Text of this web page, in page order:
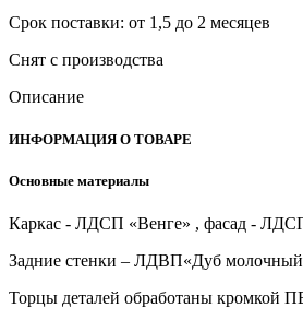
Cрок поставки: от 1,5 до 2 месяцев
Снят с производства
Описание
ИНФОРМАЦИЯ О ТОВАРЕ
Основные материалы
Каркас - ЛДСП «Венге» , фасад -
Задние стенки – ЛДВП«Дуб
Торцы деталей обработаны кромкой